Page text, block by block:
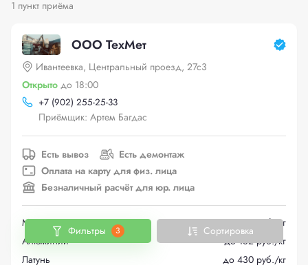
1 пункт приёма
ООО ТехМет
Ивантеевка, Центральный проезд, 27с3
Открыто до 18:00
+7 (902) 255-25-33
Приёмщик: Артем Багдас
Есть вывоз
Есть демонтаж
Оплата на карту для физ. лица
Безналичный расчёт для юр. лица
Медь
до 725 руб./кг
Алюминий
до 182 руб./кг
Латунь
до 430 руб./кг
Фильтры 3 Сортировка